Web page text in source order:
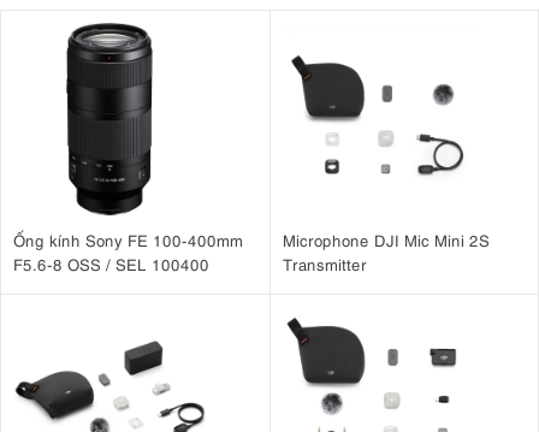
Ống kính Sony FE 100-400mm
F5.6-8 OSS / SEL 100400
Microphone DJI Mic Mini 2S
Transmitter